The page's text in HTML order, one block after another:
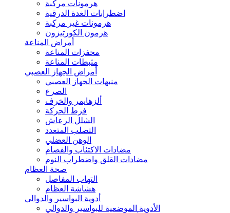
هرمونات مركبة
اضطرابات الغدة الدرقية
هرمونات غير مركبة
هرمون الكورتيزون
أمراض المناعة
محفزات المناعة
مثبطات المناعة
أمراض الجهاز العصبي
منبهات الجهاز العصبي
الصرع
ألزهايمر والخرف
فرط الحركة
الشلل الرعاش
التصلب المتعدد
الوهن العضلي
مضادات الاكتئاب والفصام
مضادات القلق واضطراب النوم
صحة العظام
التهاب المفاصل
هشاشة العظام
أدوية البواسير والدوالي
الأدوية الموضعية للبواسير والدوالي